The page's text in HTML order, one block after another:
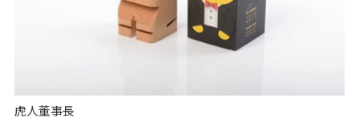
虎人董事長